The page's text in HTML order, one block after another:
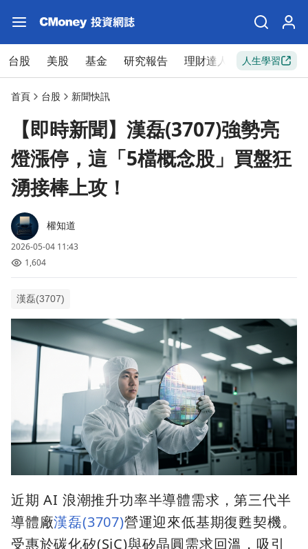
台股 美股 基金 研究報告 理財達人 新手入門
人生學習
首頁 台股 新聞快訊
【即時新聞】漢磊(3707)強勢亮
燈漲停，這「5檔概念股」買盤狂
湧接棒上攻！
權知道
2026-05-04 11:43
1,604
漢磊(3707)
近期 AI 浪潮推升功率半導體需求，第三代半
導體廠漢磊(3707)營運迎來低基期復甦契機。
受惠於碳化矽(SiC)與矽晶圓需求回溫，吸引